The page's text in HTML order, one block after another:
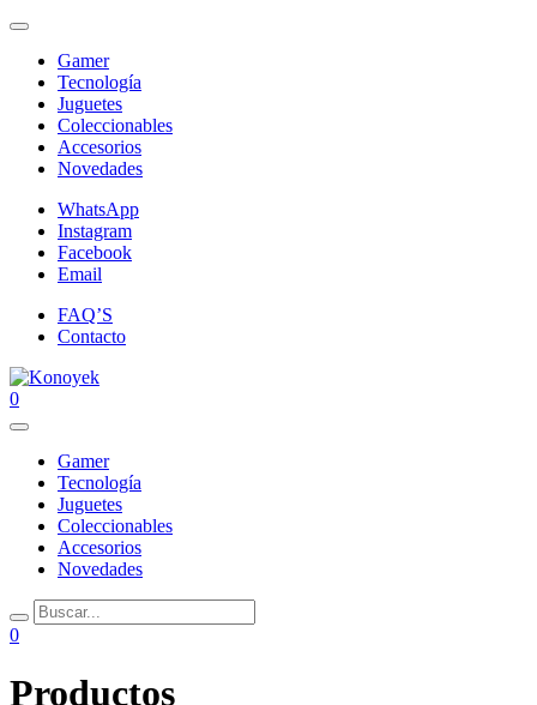
Gamer
Tecnología
Juguetes
Coleccionables
Accesorios
Novedades
WhatsApp
Instagram
Facebook
Email
FAQ’S
Contacto
0
Gamer
Tecnología
Juguetes
Coleccionables
Accesorios
Novedades
0
Productos